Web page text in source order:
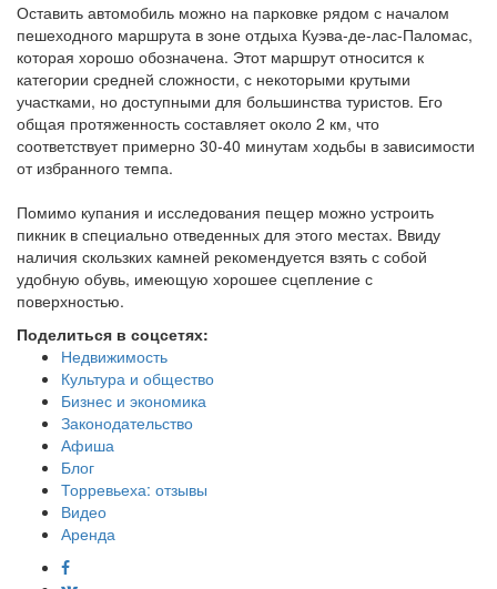
Оставить автомобиль можно на парковке рядом с началом
пешеходного маршрута в зоне отдыха Куэва-де-лас-Паломас,
которая хорошо обозначена. Этот маршрут относится к
категории средней сложности, с некоторыми крутыми
участками, но доступными для большинства туристов. Его
общая протяженность составляет около 2 км, что
соответствует примерно 30-40 минутам ходьбы в зависимости
от избранного темпа.
Помимо купания и исследования пещер можно устроить
пикник в специально отведенных для этого местах. Ввиду
наличия скользких камней рекомендуется взять с собой
удобную обувь, имеющую хорошее сцепление с
поверхностью.
Поделиться в соцсетях:
Недвижимость
Культура и общество
Бизнес и экономика
Законодательство
Афиша
Блог
Торревьеха: отзывы
Видео
Аренда